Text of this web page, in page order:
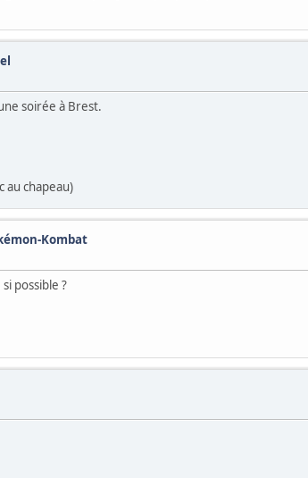
soirée à Brest.
au chapeau)
Kombat
possible ?